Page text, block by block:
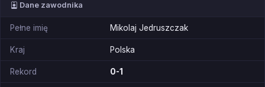
Dane zawodnika
Pełne imię Mikolaj Jedruszczak
Kraj Polska
Rekord 0-1